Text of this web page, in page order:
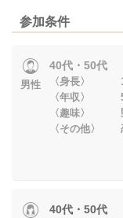
参加条件
男性
40代・50代
〈身長〉
〈年収〉
〈趣味〉 野
〈その他〉
40代・50代